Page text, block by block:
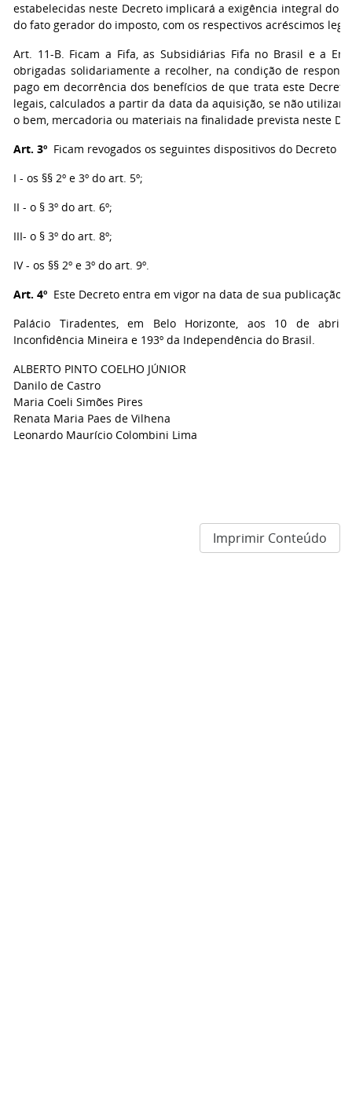
estabelecidas neste Decreto implicará a exigência integral do
do fato gerador do imposto, com os respectivos acréscimos
Art. 11-B. Ficam a Fifa, as Subsidiárias Fifa no Brasil e a
obrigadas solidariamente a recolher, na condição de
pago em decorrência dos benefícios de que trata este
legais, calculados a partir da data da aquisição, se não
o bem, mercadoria ou materiais na finalidade prevista neste
Art. 3º Ficam revogados os seguintes dispositivos do Decreto
I - os §§ 2º e 3º do art. 5º;
II - o § 3º do art. 6º;
III- o § 3º do art. 8º;
IV - os §§ 2º e 3º do art. 9º.
Art. 4º Este Decreto entra em vigor na data de sua publicação.
Palácio Tiradentes, em Belo Horizonte, aos 10 de abril
Inconfidência Mineira e 193º da Independência do Brasil.
ALBERTO PINTO COELHO JÚNIOR
Danilo de Castro
Maria Coeli Simões Pires
Renata Maria Paes de Vilhena
Leonardo Maurício Colombini Lima
Imprimir Conteúdo